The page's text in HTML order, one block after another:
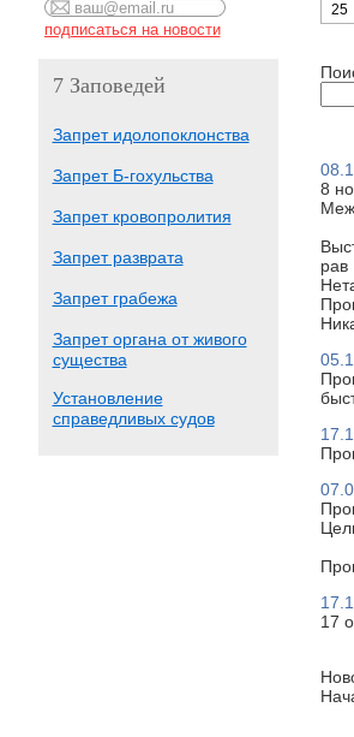
7 Заповедей
Запрет идолопоклонства
Запрет Б-гохульства
Запрет кровопролития
Запрет разврата
Запрет грабежа
Запрет органа от живого
существа
Установление
справедливых судов
25
8
рав
17